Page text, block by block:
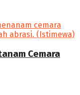
Cemara